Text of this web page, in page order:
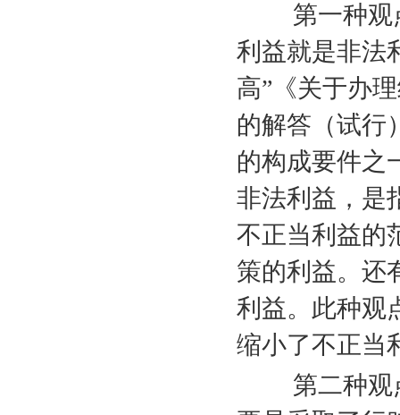
第一种观点
利益就是非法
高”《关于办
的解答（试行
的构成要件之
非法利益，是
不正当利益的
策的利益。还
利益。此种观
缩小了不正当
第二种观点